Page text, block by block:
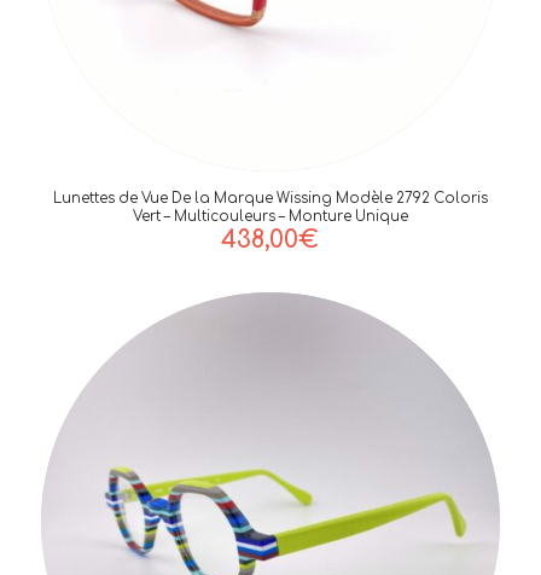
Lunettes de Vue De la Marque Wissing Modèle 2792 Coloris
Vert – Multicouleurs – Monture Unique
438,00€